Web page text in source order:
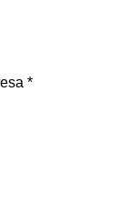
*Povinné